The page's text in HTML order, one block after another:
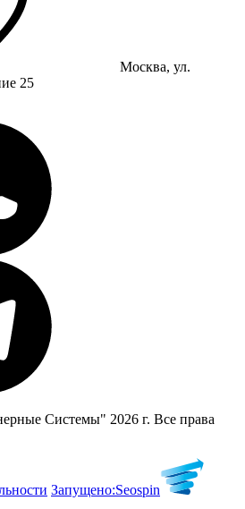
Москва, ул.
25
Системы" 2026 г. Все права
Запущено:Seospin